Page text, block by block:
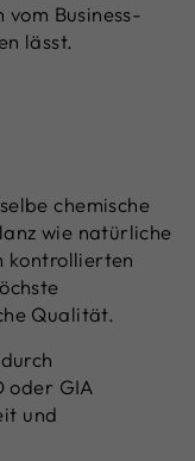
Business-
lässt.
chemische
wie natürliche
kontrollierten
Qualität.
oder GIA
und